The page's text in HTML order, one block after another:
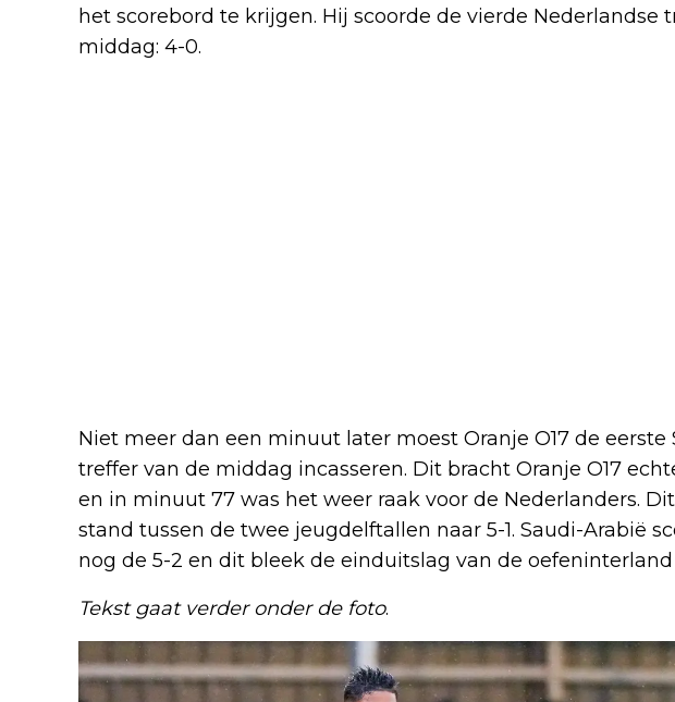
het scorebord te krijgen. Hij scoorde de vierde Nederlandse
middag: 4-0.
Niet meer dan een minuut later moest Oranje O17 de eerste
treffer van de middag incasseren. Dit bracht Oranje O17
en in minuut 77 was het weer raak voor de Nederlanders.
stand tussen de twee jeugdelftallen naar 5-1. Saudi-Arabië
nog de 5-2 en dit bleek de einduitslag van de
Tekst gaat verder onder de foto.